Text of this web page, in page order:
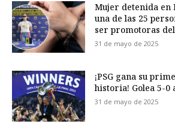
Mujer detenida en
una de las 25
ser promotoras
31 de mayo de 2025
¡PSG gana su
historia! Golea 5-0
31 de mayo de 2025